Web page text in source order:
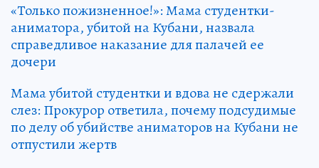
«Только пожизненное!»: Мама студентки-
аниматора, убитой на Кубани, назвала
справедливое наказание для палачей ее
дочери
Мама убитой студентки и вдова не сдержали
слез: Прокурор ответила, почему подсудимые
по делу об убийстве аниматоров на Кубани не
отпустили жертв